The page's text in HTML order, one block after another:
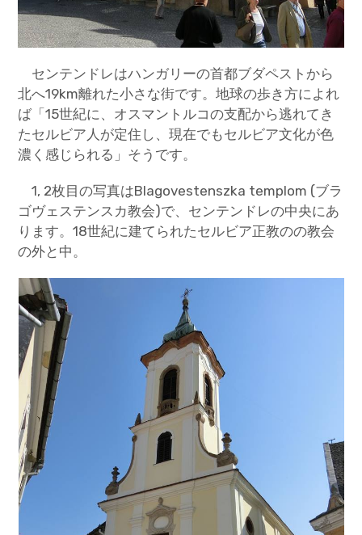
センテンドレはハンガリーの首都ブダペストから
北へ19km離れた小さな街です。地球の歩き方によれ
ば「15世紀に、オスマントルコの支配から逃れてき
たセルビア人が定住し、現在でもセルビア文化が色
濃く感じられる」そうです。
1, 2枚目の写真はBlagovestenszka templom (ブラ
ゴヴェステンスカ教会)で、センテンドレの中央にあ
ります。18世紀に建てられたセルビア正教のの教会
の外と中。